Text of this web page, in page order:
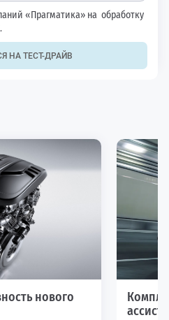
«Прагматика» на обработку
НА ТЕСТ-ДРАЙВ
нового